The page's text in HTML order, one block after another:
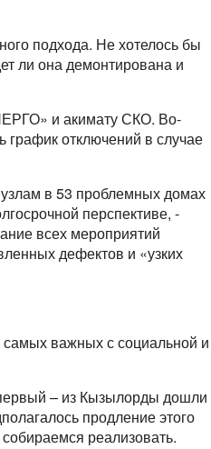
подхода. Не хотелось бы
ли она демонтирована и
и акимату СКО. Во-
график отключений в случае
в 53 проблемных домах
перспективе, -
всех мероприятий
дефектов и «узких
важных с социальной и
– из Кызылорды дошли
продление этого
реализовать.